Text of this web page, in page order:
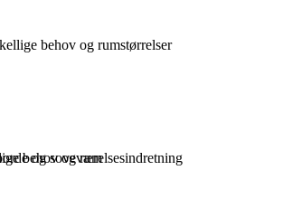
behov og rumstørrelser
behov og rum
og soveværelsesindretning